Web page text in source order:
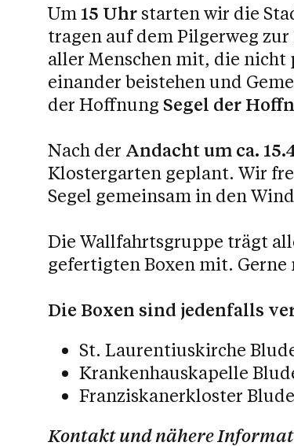
Um 15 Uhr starten wir die
tragen auf dem Pilgerweg zur
aller Menschen mit, die nicht
einander beistehen und
der Hoffnung Segel der
Nach der Andacht um ca.
Klostergarten geplant. Wir
Segel gemeinsam in den
Die Wallfahrtsgruppe trägt
gefertigten Boxen mit.
Die Boxen sind jedenfalls
St. Laurentiuskirche
Krankenhauskapelle
Franziskanerkloster
Kontakt und nähere